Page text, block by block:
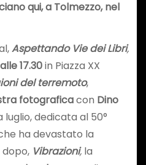
qui, a Tolmezzo, nel
Aspettando Vie dei Libri,
17.30in Piazza XX
del terremoto,
fotograficacon Dino
dedicata al 50°
ha devastato la
dopo, Vibrazioni,la